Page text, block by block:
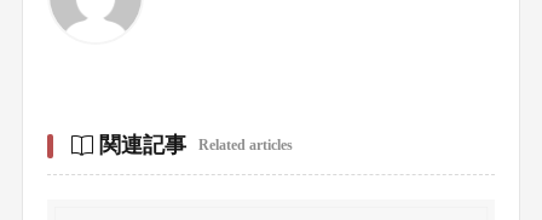
関連記事 Related articles